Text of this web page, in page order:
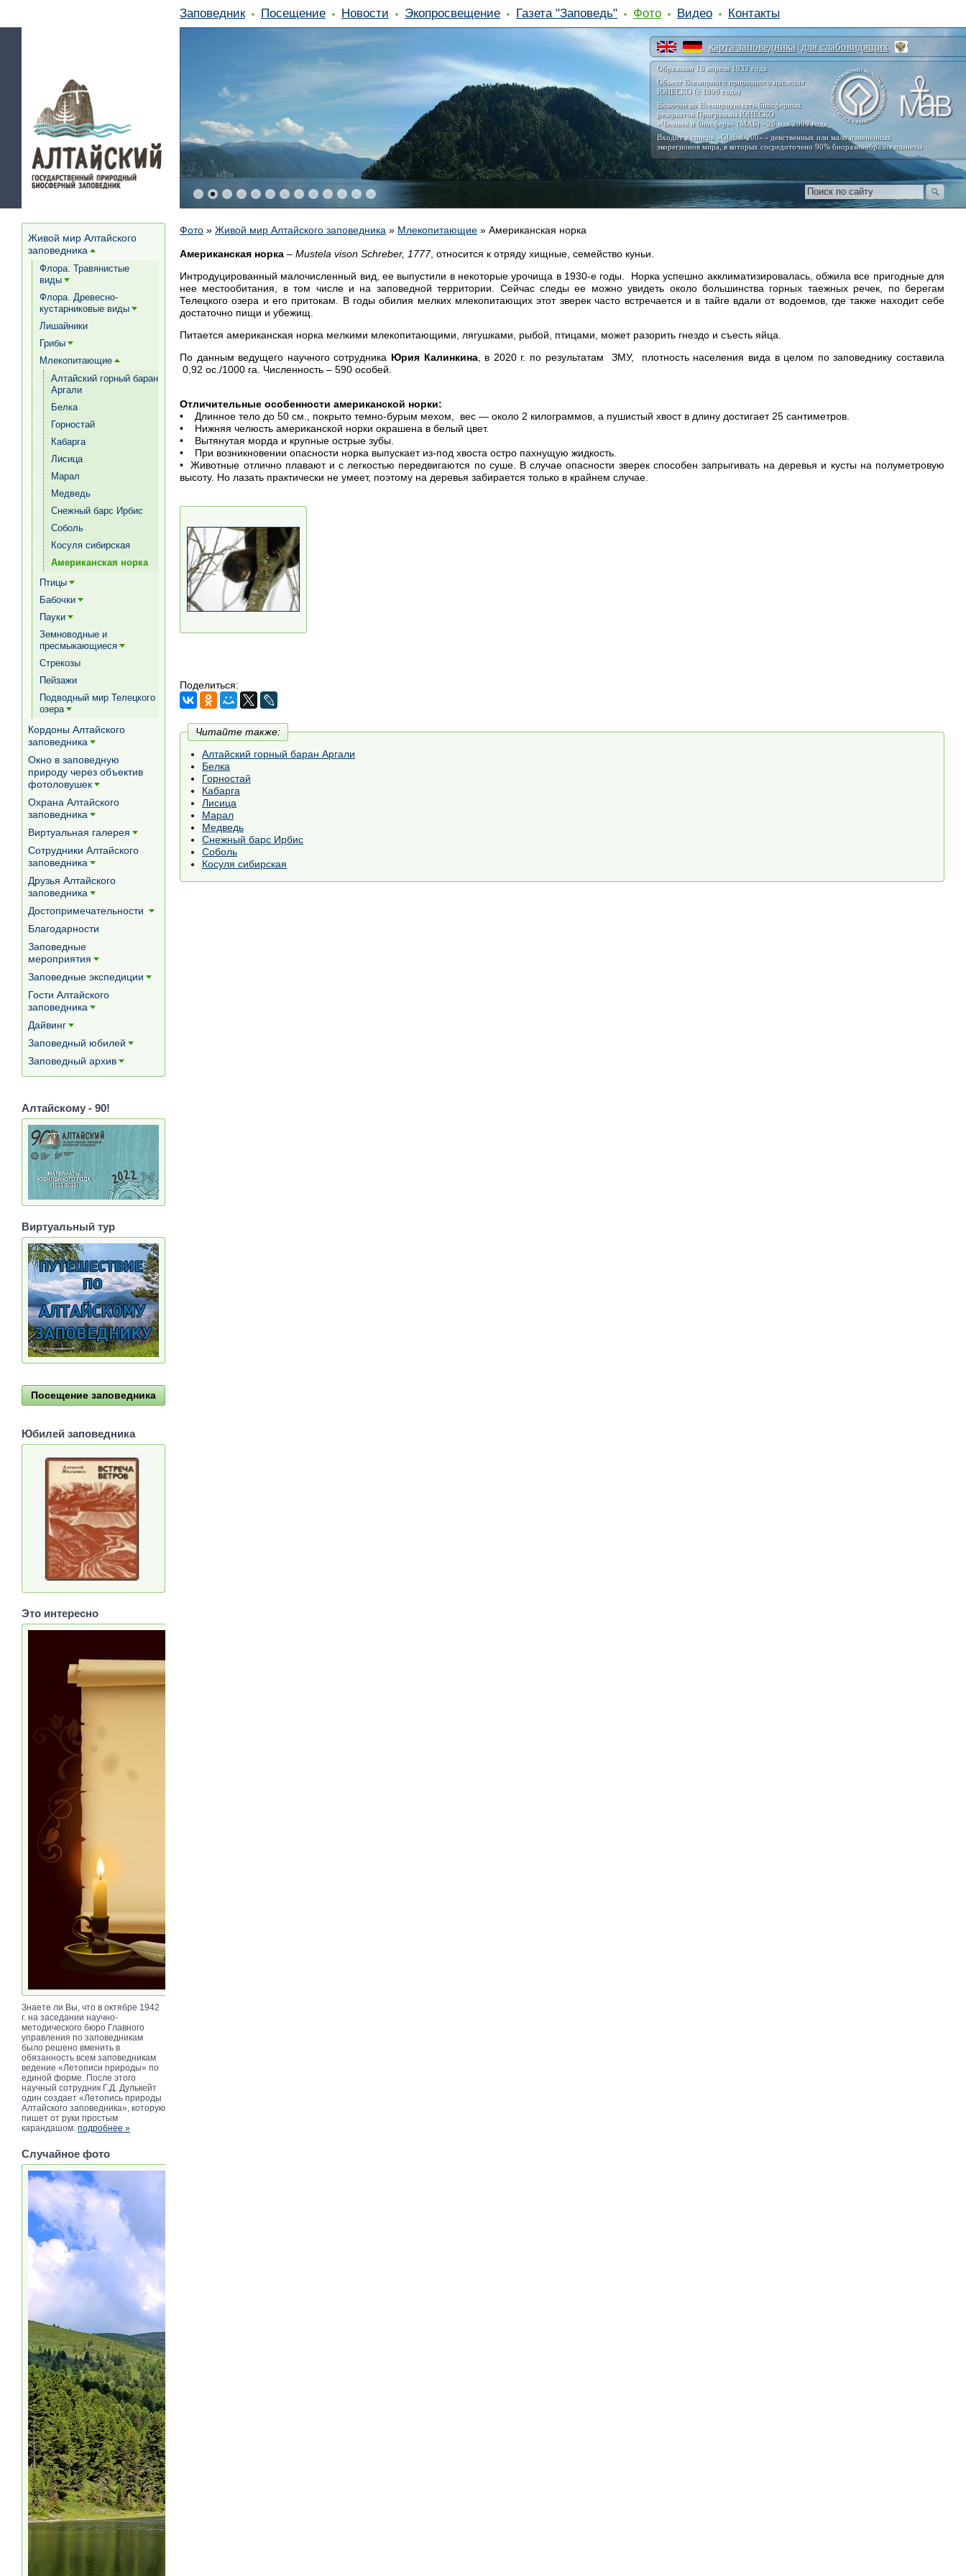
карта заповедника | для слабовидящих
Образован 16 апреля 1932 года
Объект Всемирного природного наследия
ЮНЕСКО (с 1998 года)
Включён во Всемирную сеть биосферных
резерватов Программы ЮНЕСКО
«Человек и биосфера» (МАБ) - 26 мая 2009 года
Входит в список «Global-200» - девственных или мало изменённых
экорегионов мира, в которых сосредоточено 90% биоразнообразия планеты
Заповедник Посещение Новости Экопросвещение Газета "Заповедь" Фото Видео Контакты
Фото » Живой мир Алтайского заповедника » Млекопитающие » Американская норка
Американская норка – Mustela vison Schreber, 1777, относится к отряду хищные, семейство куньи.
Интродуцированный малочисленный вид, ее выпустили в некоторые урочища в 1930-е годы. Норка успешно акклиматизировалась, обжила все пригодные для
нее местообитания, в том числе и на заповедной территории. Сейчас следы ее можно увидеть около большинства горных таежных речек, по берегам
Телецкого озера и его притокам. В годы обилия мелких млекопитающих этот зверек часто встречается и в тайге вдали от водоемов, где также находит себе
достаточно пищи и убежищ.
Питается американская норка мелкими млекопитающими, лягушками, рыбой, птицами, может разорить гнездо и съесть яйца.
По данным ведущего научного сотрудника Юрия Калинкина, в 2020 г. по результатам ЗМУ, плотность населения вида в целом по заповеднику составила
0,92 ос./1000 га. Численность – 590 особей.
Отличительные особенности американской норки:
• Длинное тело до 50 см., покрыто темно-бурым мехом, вес — около 2 килограммов, а пушистый хвост в длину достигает 25 сантиметров.
• Нижняя челюсть американской норки окрашена в белый цвет.
• Вытянутая морда и крупные острые зубы.
• При возникновении опасности норка выпускает из-под хвоста остро пахнущую жидкость.
• Животные отлично плавают и с легкостью передвигаются по суше. В случае опасности зверек способен запрыгивать на деревья и кусты на полуметровую
высоту. Но лазать практически не умеет, поэтому на деревья забирается только в крайнем случае.
Поделиться:
Читайте также:
Алтайский горный баран Аргали
Белка
Горностай
Кабарга
Лисица
Марал
Медведь
Снежный барс Ирбис
Соболь
Косуля сибирская
Живой мир Алтайского
заповедника [+]
Флора. Травянистые
виды
Флора. Древесно-
кустарниковые виды
Лишайники
Грибы
Млекопитающие [+]
Алтайский горный баран
Аргали
Белка
Горностай
Кабарга
Лисица
Марал
Медведь
Снежный барс Ирбис
Соболь
Косуля сибирская
Американская норка
Птицы
Бабочки
Пауки
Земноводные и
пресмыкающиеся
Стрекозы
Пейзажи
Подводный мир Телецкого
озера
Кордоны Алтайского
заповедника
Окно в заповедную
природу через объектив
фотоловушек
Охрана Алтайского
заповедника
Виртуальная галерея
Сотрудники Алтайского
заповедника
Друзья Алтайского
заповедника
Достопримечательности
Благодарности
Заповедные
мероприятия
Заповедные экспедиции
Гости Алтайского
заповедника
Дайвинг
Заповедный юбилей
Заповедный архив
Алтайскому - 90!
Виртуальный тур
Посещение заповедника
Юбилей заповедника
Это интересно
Знаете ли Вы, что в октябре 1942
г. на заседании научно-
методического бюро Главного
управления по заповедникам
было решено вменить в
обязанность всем заповедникам
ведение «Летописи природы» по
единой форме. После этого
научный сотрудник Г.Д. Дулькейт
один создает «Летопись природы
Алтайского заповедника», которую
пишет от руки простым
карандашом. подробнее »
Случайное фото